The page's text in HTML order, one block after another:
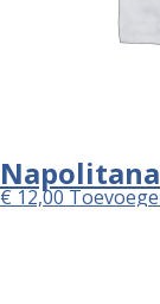
Napolitana
€12,00